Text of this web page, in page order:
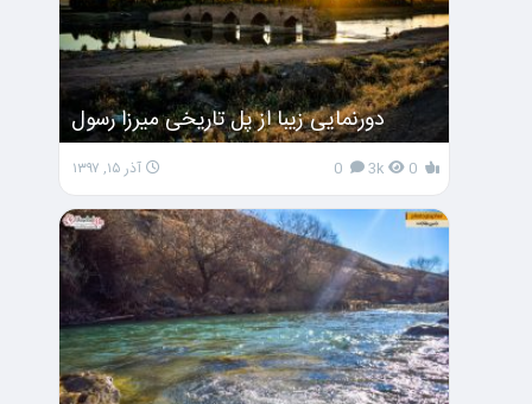
دورنمایی زیبا از پل تاریخی میرزا رسول
3k آذر ۱۵, ۱۳۹۷